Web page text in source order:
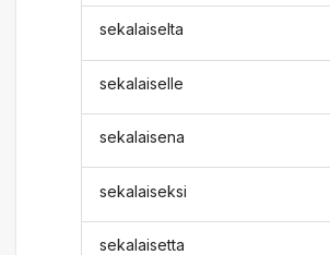
sekalaiselta
sekalaiselle
sekalaisena
sekalaiseksi
sekalaisetta